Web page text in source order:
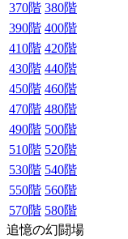
370階 380階
390階 400階
410階 420階
430階 440階
450階 460階
470階 480階
490階 500階
510階 520階
530階 540階
550階 560階
570階 580階
追憶の幻闘場